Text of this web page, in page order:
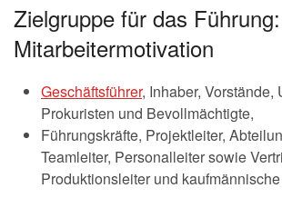
Zielgruppe für das
Mitarbeitermotivation
Geschäftsführer, Inhaber, Vorstände,
Prokuristen und Bevollmächtigte,
Führungskräfte, Projektleiter,
Teamleiter, Personalleiter sowie
Produktionsleiter und